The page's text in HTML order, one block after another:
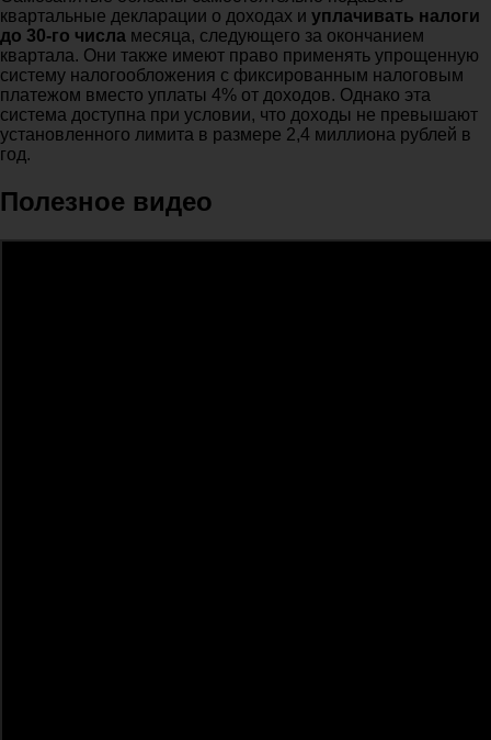
квартальные декларации о доходах и уплачивать налоги
до 30-го числа месяца, следующего за окончанием
квартала. Они также имеют право применять упрощенную
систему налогообложения с фиксированным налоговым
платежом вместо уплаты 4% от доходов. Однако эта
система доступна при условии, что доходы не превышают
установленного лимита в размере 2,4 миллиона рублей в
год.
Полезное видео